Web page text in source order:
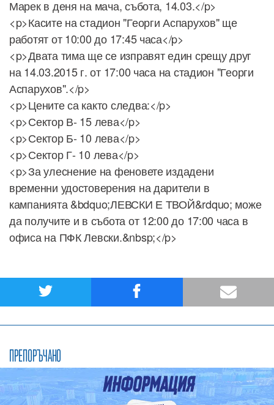
Марек в деня на мача, събота, 14.03.</p>
<p>Касите на стадион "Георги Аспарухов" ще
работят от 10:00 до 17:45 часа</p>
<p>Двата тима ще се изправят един срещу друг
на 14.03.2015 г. от 17:00 часа на стадион "Георги
Аспарухов".</p>
<p>Цените са както следва:</p>
<p>Сектор В- 15 лева</p>
<p>Сектор Б- 10 лева</p>
<p>Сектор Г- 10 лева</p>
<p>За улеснение на феновете издадени
временни удостоверения на дарители в
кампанията &bdquo;ЛЕВСКИ Е ТВОЙ&rdquo; може
да получите и в събота от 12:00 до 17:00 часа в
офиса на ПФК Левски.&nbsp;</p>
ПРЕПОРЪЧАНО